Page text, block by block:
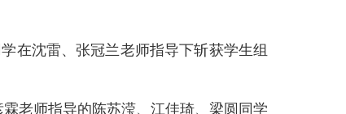
学在沈雷、张冠兰老师指导下斩获学生组
老师指导的陈苏滢、江佳琦、梁圆同学